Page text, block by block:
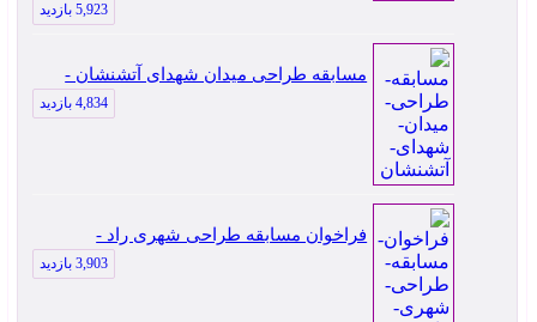
5,923 بازدید
مسابقه طراحی میدان شهدای آتشنشان -
4,834 بازدید
فراخوان مسابقه طراحی شهری راد -
3,903 بازدید